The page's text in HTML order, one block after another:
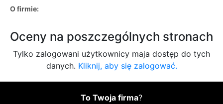
O firmie:
Oceny na poszczególnych stronach
Tylko zalogowani użytkownicy maja dostęp do tych
danych. Kliknij, aby się zalogować.
To Twoja firma?